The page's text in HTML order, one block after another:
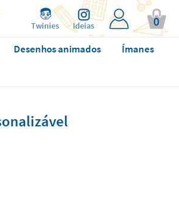
Twinies Ideias 0
Desenhos animados
Ímanes